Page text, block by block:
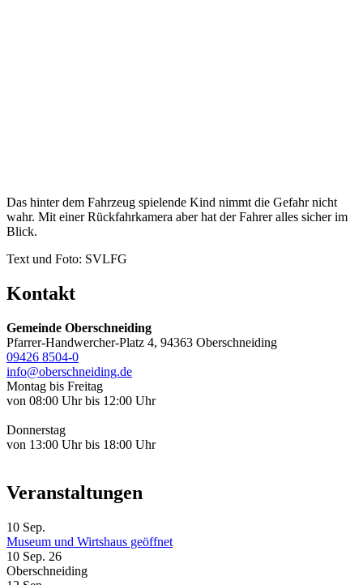
Das hinter dem Fahrzeug spielende Kind nimmt die Gefahr nicht
wahr. Mit einer Rückfahrkamera aber hat der Fahrer alles sicher im
Blick.
Text und Foto: SVLFG
Kontakt
Gemeinde Oberschneiding
Pfarrer-Handwercher-Platz 4, 94363 Oberschneiding
09426 8504-0
info@oberschneiding.de
Montag bis Freitag
von 08:00 Uhr bis 12:00 Uhr
Donnerstag
von 13:00 Uhr bis 18:00 Uhr
Veranstaltungen
10 Sep.
Museum und Wirtshaus geöffnet
10 Sep. 26
Oberschneiding